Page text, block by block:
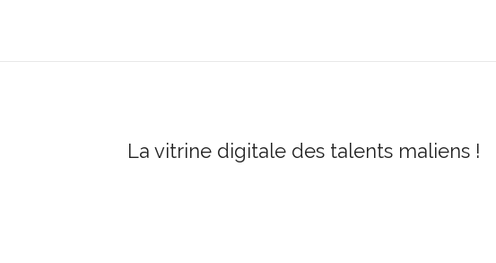
La vitrine digitale des talents maliens !